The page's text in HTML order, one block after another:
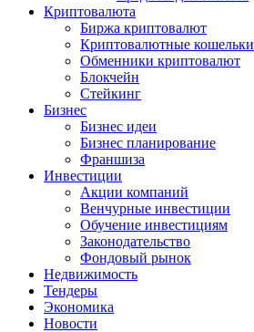
Криптовалюта
Биржа криптовалют
Криптовалютные кошельки
Обменники криптовалют
Блокчейн
Стейкинг
Бизнес
Бизнес идеи
Бизнес планирование
Франшиза
Инвестиции
Акции компаний
Венчурные инвестиции
Обучение инвестициям
Законодательство
Фондовый рынок
Недвижимость
Тендеры
Экономика
Новости